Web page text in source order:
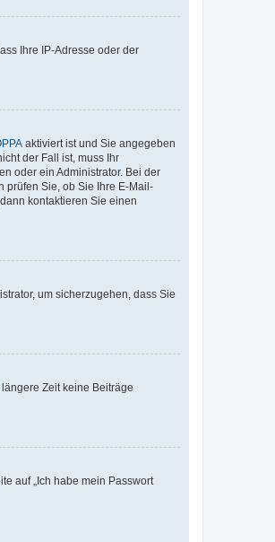
Ihre IP-Adresse oder der
aktiviert ist und Sie angegeben
der Fall ist, muss Ihr
oder ein Administrator. Bei der
prüfen Sie, ob Sie Ihre E-Mail-
kontaktieren Sie einen
um sicherzugehen, dass Sie
Zeit keine Beiträge
auf „Ich habe mein Passwort